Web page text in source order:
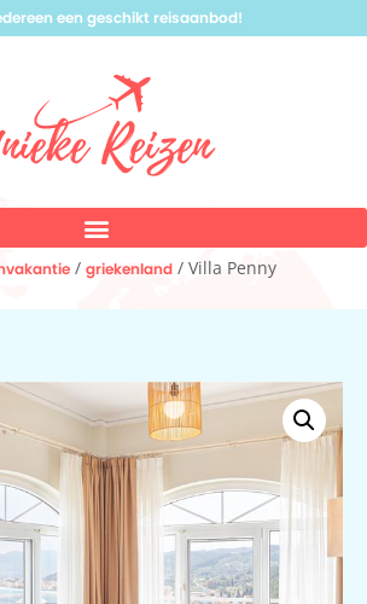
een geschikt reisaanbod!
/ griekenland/ Villa Penny